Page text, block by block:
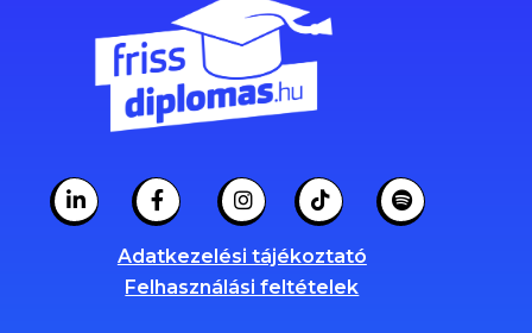
Adatkezelési tájékoztató
Felhasználási feltételek